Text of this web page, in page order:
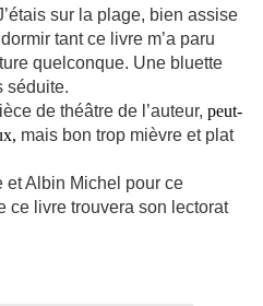
sur la plage, bien assise
tant ce livre m’a paru
quelconque. Une bluette
séduite.
de théâtre de l’auteur, peut-
mais bon trop mièvre et plat
et Albin Michel pour ce
ce livre trouvera son lectorat